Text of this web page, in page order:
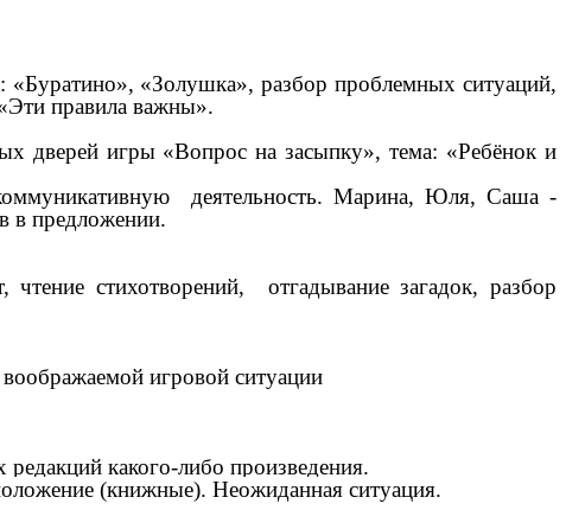
«Буратино», «Золушка», разбор проблемных ситуаций,
правила важны».
дверей игры «Вопрос на засыпку», тема: «Ребёнок и
деятельность. Марина, Юля, Саша -
в предложении.
стихотворений, отгадывание загадок, разбор
игровой ситуации
какого-либо произведения.
(книжные). Неожиданная ситуация.